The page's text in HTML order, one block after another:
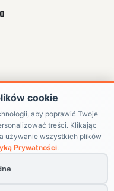
OD UMOWY
cookie
aby poprawić Twoje
treści. Klikając
używanie wszystkich plików
Prywatności.